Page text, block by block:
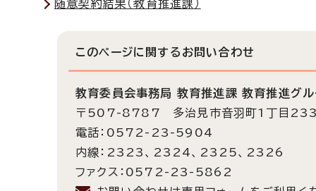
随意契約結果（教育推進課）
このページに関する お問い合わせ
教育委員会事務局 教育推進課 教育推進グル
〒507-8787 多治見市音羽町1丁目
電話：0572-23-5904
内線：2323、2324、2325、2326
ファクス：0572-23-5862